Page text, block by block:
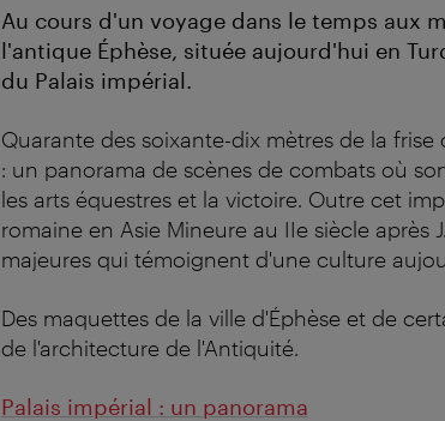
Au cours d'un voyage dans le temps aux
l'antique Éphèse, située aujourd'hui en
du Palais impérial.
Quarante des soixante-dix mètres de la
: un panorama de scènes de combats où
les arts équestres et la victoire. Outre cet
romaine en Asie Mineure au IIe siècle après
majeures qui témoignent d'une culture
Des maquettes de la ville d'Éphèse et de
de l'architecture de l'Antiquité.
Palais impérial : un panorama